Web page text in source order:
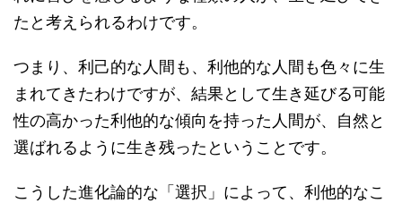
たと考えられるわけです。
つまり、利己的な人間も、利他的な人間も色々に生
まれてきたわけですが、結果として生き延びる可能
性の高かった利他的な傾向を持った人間が、自然と
選ばれるように生き残ったということです。
こうした進化論的な「選択」によって、利他的なこ